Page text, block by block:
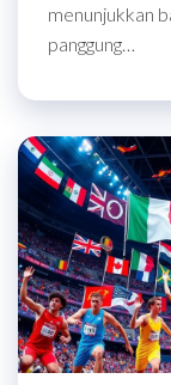
menunjukkan
panggung…